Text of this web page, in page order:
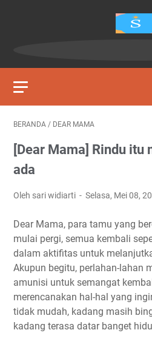
BERANDA / DEAR MAMA
[Dear Mama] Rindu itu
ada
Oleh sari widiarti Selasa, Mei 08,
Dear Mama, para tamu yang
mulai pergi, semua kembali
dalam aktifitas untuk
Akupun begitu, perlahan-lahan
amunisi untuk semangat
merencanakan hal-hal yang
tidak mudah, kadang masih
kadang terasa datar banget